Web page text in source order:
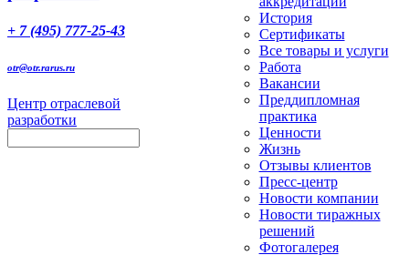
+ 7 (495) 777-25-43
otr@otr.rarus.ru
Центр отраслевой
разработки
История
Сертификаты
Все товары и услуги
Работа
Вакансии
Преддипломная
практика
Ценности
Жизнь
Отзывы клиентов
Пресс-центр
Новости компании
Новости тиражных
решений
Фотогалерея